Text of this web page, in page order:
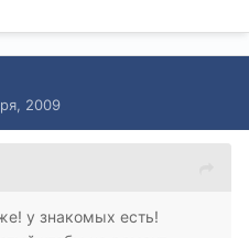
2009
у знакомых есть!